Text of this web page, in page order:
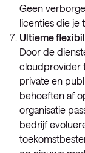
Geen
licenties die je
Ultieme
Door de
cloudprovider
private en
behoeften af
organisatie
bedrijf